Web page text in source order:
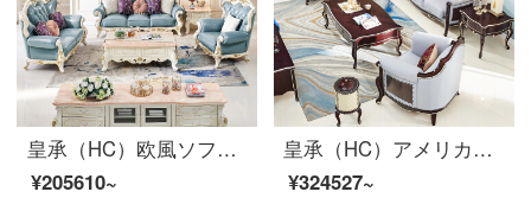
皇承（HC）欧風ソファ実木ソファ洋室家具セット本革ソファH 722シングル+2人+3人ソファ
¥205610~
皇承（HC）アメリカ式新古典実木ソファ豪華本革客間ソファQ 31軽・豪華風シングル+ツイン+三人ソファ
¥324527~